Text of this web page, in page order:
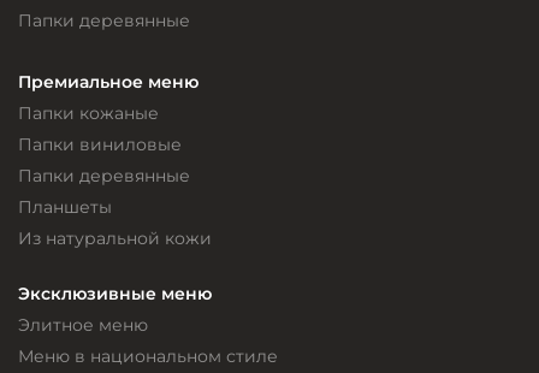
Папки деревянные
Премиальное меню
Папки кожаные
Папки виниловые
Папки деревянные
Планшеты
Из натуральной кожи
Эксклюзивные меню
Элитное меню
Меню в национальном стиле